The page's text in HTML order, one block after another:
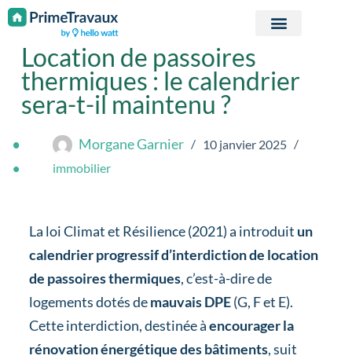
Passer au contenu
Location de passoires
thermiques : le calendrier
sera-t-il maintenu ?
Morgane Garnier
10 janvier 2025
immobilier
La loi Climat et Résilience (2021) a introduit un
calendrier progressif d’interdiction de location
de passoires thermiques, c’est-à-dire de
logements dotés demauvais DPE(G, F et E).
Cette interdiction, destinée àencourager la
rénovation énergétique des bâtiments, suit